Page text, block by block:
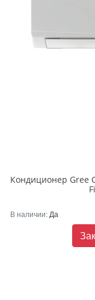
Кондиционер Gree
В наличии: Да